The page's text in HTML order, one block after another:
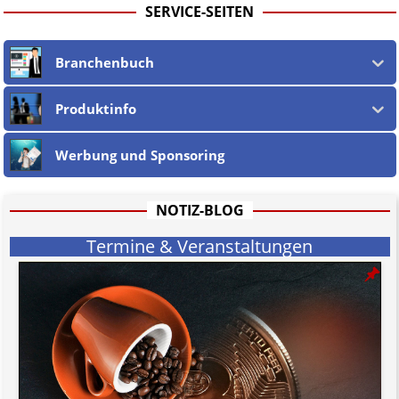
SERVICE-SEITEN
Branchenbuch
Produktinfo
Werbung und Sponsoring
NOTIZ-BLOG
Termine & Veranstaltungen